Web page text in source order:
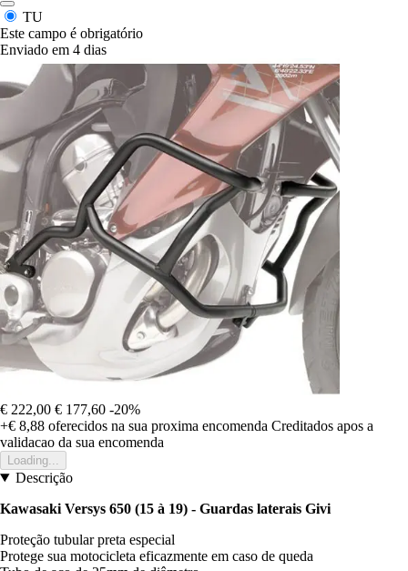
TU
Este campo é obrigatório
Enviado em 4 dias
€ 222,00 € 177,60 -20%
+€ 8,88 oferecidos na sua proxima encomenda Creditados apos a
validacao da sua encomenda
Loading...
Descrição
Kawasaki Versys 650 (15 à 19) - Guardas laterais Givi
Proteção tubular preta especial
Protege sua motocicleta eficazmente em caso de queda